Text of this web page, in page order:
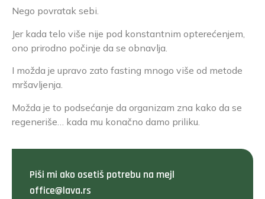
Nego povratak sebi.
Jer kada telo više nije pod konstantnim opterećenjem,
ono prirodno počinje da se obnavlja.
I možda je upravo zato fasting mnogo više od metode
mršavljenja.
Možda je to podsećanje da organizam zna kako da se
regeneriše… kada mu konačno damo priliku.
Piši mi ako osetiš potrebu na mejl
office@lava.rs